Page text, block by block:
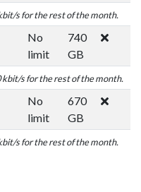
s for the rest of the month.
No
limit
740
GB
kbit/s for the rest of the month.
No
limit
670
GB
s for the rest of the month.